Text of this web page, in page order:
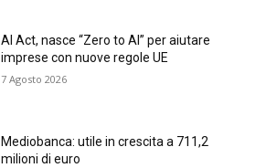
AI Act, nasce “Zero to AI” per aiutare
imprese con nuove regole UE
7 Agosto 2026
Mediobanca: utile in crescita a 711,2
milioni di euro